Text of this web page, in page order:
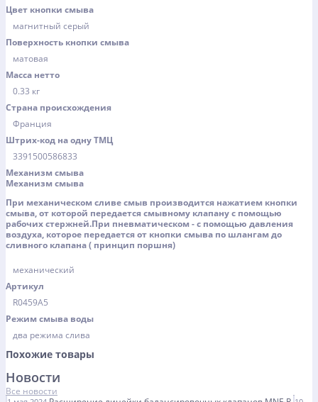
Цвет кнопки смыва
магнитный серый
Поверхность кнопки смыва
матовая
Масса нетто
0.33 кг
Страна происхождения
Франция
Штрих-код на одну ТМЦ
3391500586833
Механизм смыва
Механизм смыва
При механическом сливе смыв производится нажатием кнопки
смыва, от которой передается смывному клапану с помощью
рабочих стержней.При пневматическом - с помощью давления
воздуха, которое передается от кнопки смыва по шлангам до
сливного клапана ( принцип поршня)
механический
Артикул
R0459A5
Режим смыва воды
два режима слива
Похожие товары
Новости
Все новости